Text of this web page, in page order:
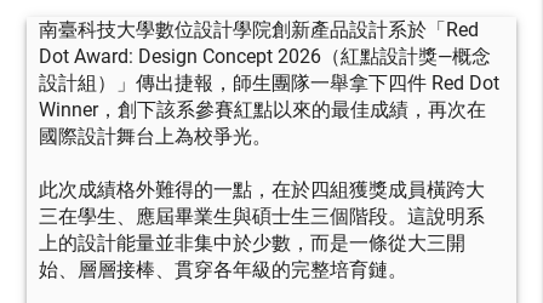
南臺科技大學數位設計學院創新產品設計系於「Red
Dot Award: Design Concept 2026（紅點設計獎—概念
設計組）」傳出捷報，師生團隊一舉拿下四件 Red Dot
Winner，創下該系參賽紅點以來的最佳成績，再次在
國際設計舞台上為校爭光。
此次成績格外難得的一點，在於四組獲獎成員橫跨大
三在學生、應屆畢業生與碩士生三個階段。這說明系
上的設計能量並非集中於少數，而是一條從大三開
始、層層接棒、貫穿各年級的完整培育鏈。